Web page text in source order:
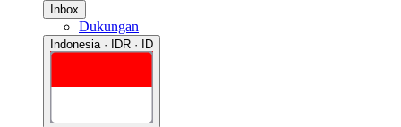
Inbox
Dukungan
Indonesia · IDR · ID